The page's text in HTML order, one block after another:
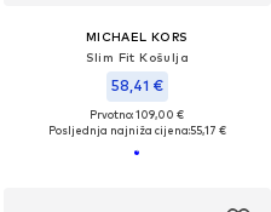
MICHAEL KORS
Slim Fit Košulja
58,41 €
Prvotno: 109,00 €
Posljednja najniža cijena:55,17 €